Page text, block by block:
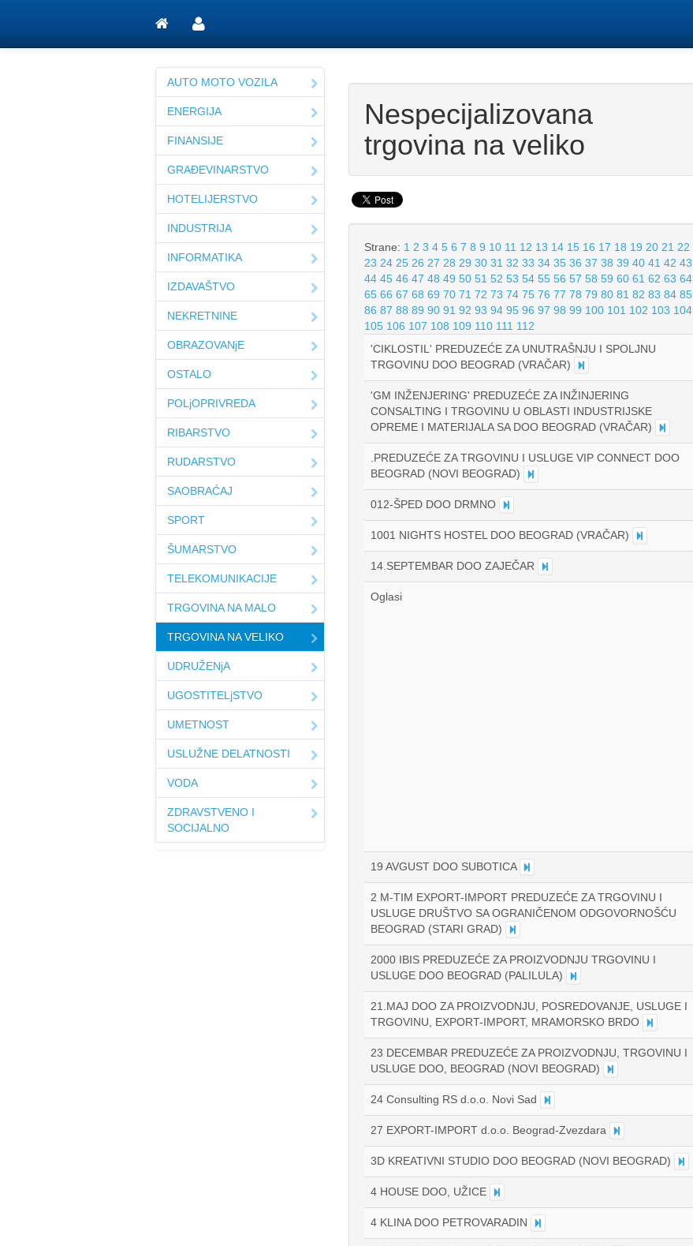
AUTO MOTO VOZILA
ENERGIJA
FINANSIJE
GRAĐEVINARSTVO
HOTELIJERSTVO
INDUSTRIJA
INFORMATIKA
IZDAVAŠTVO
NEKRETNINE
OBRAZOVANjE
OSTALO
POLjOPRIVREDA
RIBARSTVO
RUDARSTVO
SAOBRAĆAJ
SPORT
ŠUMARSTVO
TELEKOMUNIKACIJE
TRGOVINA NA MALO
TRGOVINA NA VELIKO
UDRUŽENjA
UGOSTITELjSTVO
UMETNOST
USLUŽNE DELATNOSTI
VODA
ZDRAVSTVENO I
SOCIJALNO
Nespecijalizovana
trgovina na veliko
Strane: 1 2 3 4 5 6 7 8 9 10 11 12 13 14 15 16 17 18 19 20 21 22
23 24 25 26 27 28 29 30 31 32 33 34 35 36 37 38 39 40 41 42 43
44 45 46 47 48 49 50 51 52 53 54 55 56 57 58 59 60 61 62 63 64
65 66 67 68 69 70 71 72 73 74 75 76 77 78 79 80 81 82 83 84 85
86 87 88 89 90 91 92 93 94 95 96 97 98 99 100 101 102 103 104
105 106 107 108 109 110 111 112
'CIKLOSTIL' PREDUZEĆE ZA UNUTRAŠNJU I SPOLJNU
TRGOVINU DOO BEOGRAD (VRAČAR)
'GM INŽENJERING' PREDUZEĆE ZA INŽINJERING
CONSALTING I TRGOVINU U OBLASTI INDUSTRIJSKE
OPREME I MATERIJALA SA DOO BEOGRAD (VRAČAR)
.PREDUZEĆE ZA TRGOVINU I USLUGE VIP CONNECT DOO
BEOGRAD (NOVI BEOGRAD)
012-ŠPED DOO DRMNO
1001 NIGHTS HOSTEL DOO BEOGRAD (VRAČAR)
14.SEPTEMBAR DOO ZAJEČAR
Oglasi
19 AVGUST DOO SUBOTICA
2 M-TIM EXPORT-IMPORT PREDUZEĆE ZA TRGOVINU I
USLUGE DRUŠTVO SA OGRANIČENOM ODGOVORNOŠĆU
BEOGRAD (STARI GRAD)
2000 IBIS PREDUZEĆE ZA PROIZVODNJU TRGOVINU I
USLUGE DOO BEOGRAD (PALILULA)
21.MAJ DOO ZA PROIZVODNJU, POSREDOVANJE, USLUGE I
TRGOVINU, EXPORT-IMPORT, MRAMORSKO BRDO
23 DECEMBAR PREDUZEĆE ZA PROIZVODNJU, TRGOVINU I
USLUGE DOO, BEOGRAD (NOVI BEOGRAD)
24 Consulting RS d.o.o. Novi Sad
27 EXPORT-IMPORT d.o.o. Beograd-Zvezdara
3D KREATIVNI STUDIO DOO BEOGRAD (NOVI BEOGRAD)
4 HOUSE DOO, UŽICE
4 KLINA DOO PETROVARADIN